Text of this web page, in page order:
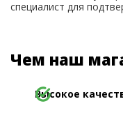
специалист для
Чем наш
Высокое